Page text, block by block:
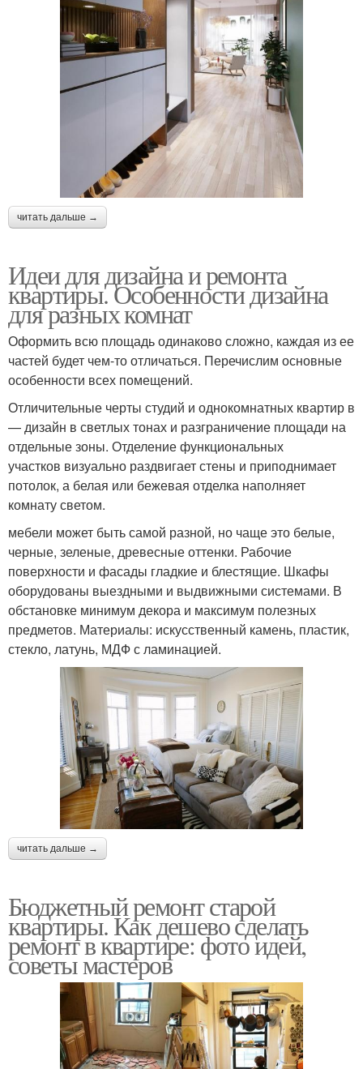
читать дальше →
Идеи для дизайна и ремонта
квартиры. Особенности дизайна
для разных комнат
Оформить всю площадь одинаково сложно, каждая из ее
частей будет чем-то отличаться. Перечислим основные
особенности всех помещений.
Отличительные черты студий и однокомнатных квартир в
— дизайн в светлых тонах и разграничение площади на
отдельные зоны. Отделение функциональных
участков визуально раздвигает стены и приподнимает
потолок, а белая или бежевая отделка наполняет
комнату светом.
мебели может быть самой разной, но чаще это белые,
черные, зеленые, древесные оттенки. Рабочие
поверхности и фасады гладкие и блестящие. Шкафы
оборудованы выездными и выдвижными системами. В
обстановке минимум декора и максимум полезных
предметов. Материалы: искусственный камень, пластик,
стекло, латунь, МДФ с ламинацией.
читать дальше →
Бюджетный ремонт старой
квартиры. Как дешево сделать
ремонт в квартире: фото идей,
советы мастеров